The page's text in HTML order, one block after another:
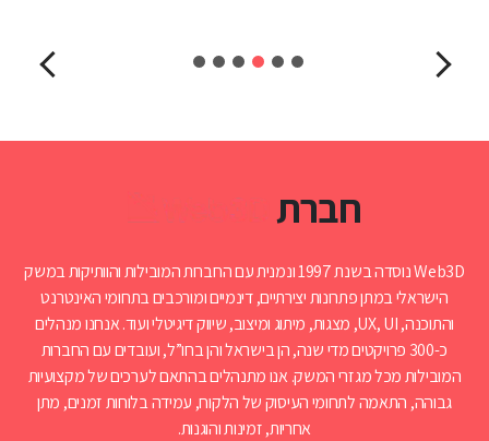
חברת
Web3D נוסדה בשנת 1997 ונמנית עם החברות המובילות והוותיקות במשק
הישראלי במתן פתרונות יצירתיים, דינמיים ומורכבים בתחומי האינטרנט
והתוכנה, UX, UI, מצגות, מיתוג ומיצוב, שיווק דיגיטלי ועוד. אנחנו מנהלים
כ-300 פרויקטים מדי שנה, הן בישראל והן בחו”ל, ועובדים עם החברות
המובילות מכל מגזרי המשק. אנו מתנהלים בהתאם לערכים של מקצועיות
גבוהה, התאמה לתחומי העיסוק של הלקוח, עמידה בלוחות זמנים, מתן
אחריות, זמינות והוגנות.